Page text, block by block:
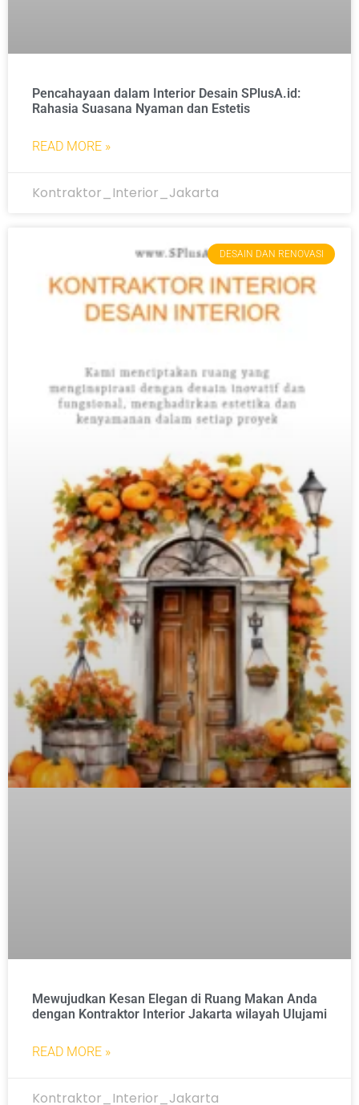
Pencahayaan dalam Interior Desain SPlusA.id:
Rahasia Suasana Nyaman dan Estetis
READ MORE »
Kontraktor_Interior_Jakarta
DESAIN DAN RENOVASI
Mewujudkan Kesan Elegan di Ruang Makan Anda
dengan Kontraktor Interior Jakarta wilayah Ulujami
READ MORE »
Kontraktor_Interior_Jakarta